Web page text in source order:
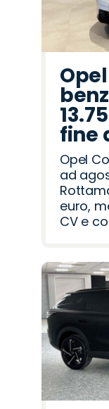
fine
Opel
ad
euro,
CV e